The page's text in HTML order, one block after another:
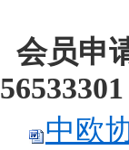
会员申
56533301
中欧